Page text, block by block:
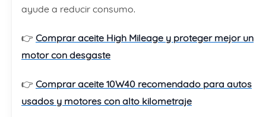
ayude a reducir consumo.
👉 Comprar aceite High Mileage y proteger mejor un
motor con desgaste
👉 Comprar aceite 10W40 recomendado para autos
usados y motores con alto kilometraje